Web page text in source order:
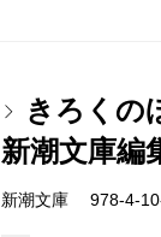
きろくの
新潮文庫編
新潮文庫 978-4-